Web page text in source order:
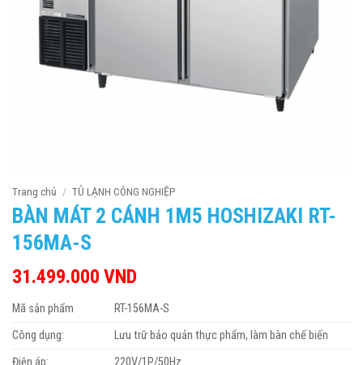
Trang chủ / TỦ LẠNH CÔNG NGHIỆP
BÀN MÁT 2 CÁNH 1M5 HOSHIZAKI RT-
156MA-S
31.499.000 VND
Mã sản phẩm
RT-156MA-S
Công dụng:
Lưu trữ bảo quản thực phẩm, làm bàn chế biến